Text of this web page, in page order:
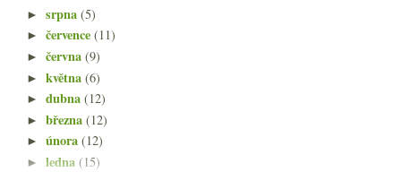
►srpna(5)
►července(11)
►června(9)
►května(6)
►dubna(12)
►března(12)
►února(12)
►ledna(15)